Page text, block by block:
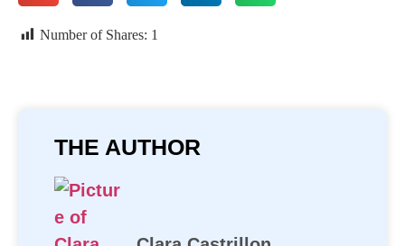
Number of Shares: 1
THE AUTHOR